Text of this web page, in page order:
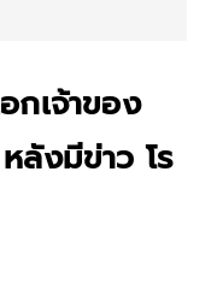
กเจ้าของ
ลังมีข่าว โร